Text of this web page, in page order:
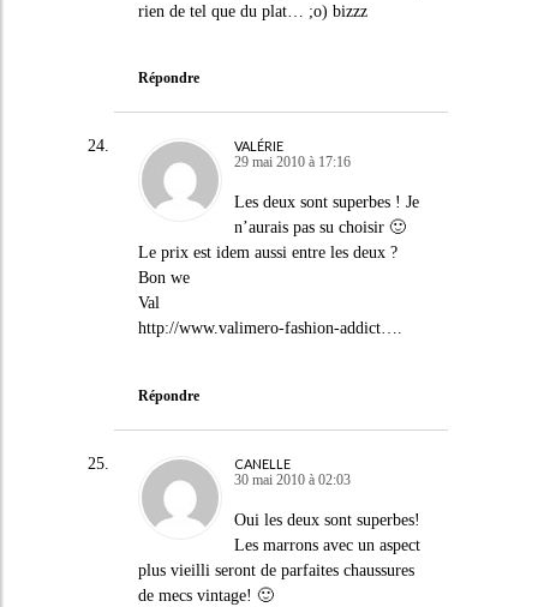
rien de tel que du plat… ;o) bizzz
Répondre
VALÉRIE
29 mai 2010 à 17:16
Les deux sont superbes ! Je
n’aurais pas su choisir 🙂
Le prix est idem aussi entre les deux ?
Bon we
Val
http://www.valimero-fashion-addict….
Répondre
CANELLE
30 mai 2010 à 02:03
Oui les deux sont superbes!
Les marrons avec un aspect
plus vieilli seront de parfaites chaussures
de mecs vintage! 🙂